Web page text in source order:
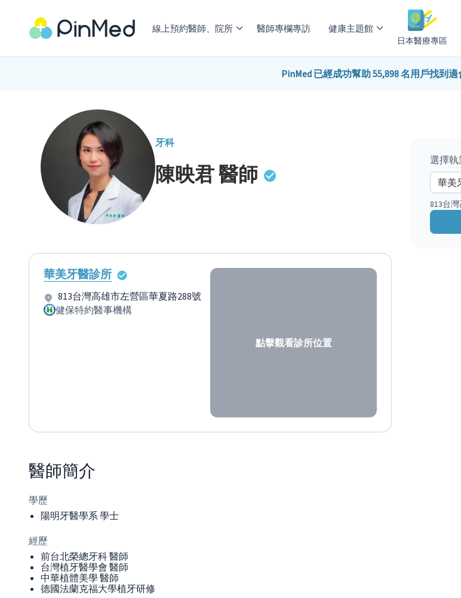
線上預約醫師、院所 醫師專欄專訪 健康主題館
日本醫療專區
PinMed 已經成功幫助 55,898 名用戶找到
牙科
陳映君醫師
華美牙醫診所
813台灣高雄市左營區華夏路288號
健保特約醫事機構
點擊觀看診所位置
醫師簡介
學歷
陽明牙醫學系 學士
經歷
前台北榮總牙科 醫師
台灣植牙醫學會 醫師
中華植體美學 醫師
德國法蘭克福大學植牙研修
選擇
813台